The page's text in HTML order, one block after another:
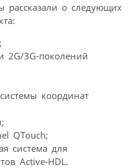
рассказали о следующих
2G/3G-поколений
координат
QTouch;
система для
Active-HDL.